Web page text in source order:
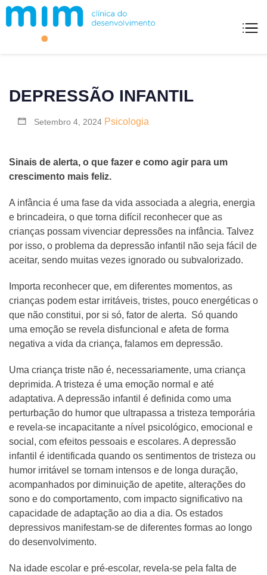
DEPRESSÃO INFANTIL
Setembro 4, 2024 Psicologia
Sinais de alerta, o que fazer e como agir para um
crescimento mais feliz.
A infância é uma fase da vida associada a alegria, energia
e brincadeira, o que torna difícil reconhecer que as
crianças possam vivenciar depressões na infância. Talvez
por isso, o problema da depressão infantil não seja fácil de
aceitar, sendo muitas vezes ignorado ou subvalorizado.
Importa reconhecer que, em diferentes momentos, as
crianças podem estar irritáveis, tristes, pouco energéticas o
que não constitui, por si só, fator de alerta. Só quando
uma emoção se revela disfuncional e afeta de forma
negativa a vida da criança, falamos em depressão.
Uma criança triste não é, necessariamente, uma criança
deprimida. A tristeza é uma emoção normal e até
adaptativa. A depressão infantil é definida como uma
perturbação do humor que ultrapassa a tristeza temporária
e revela-se incapacitante a nível psicológico, emocional e
social, com efeitos pessoais e escolares. A depressão
infantil é identificada quando os sentimentos de tristeza ou
humor irritável se tornam intensos e de longa duração,
acompanhados por diminuição de apetite, alterações do
sono e do comportamento, com impacto significativo na
capacidade de adaptação ao dia a dia. Os estados
depressivos manifestam-se de diferentes formas ao longo
do desenvolvimento.
Na idade escolar e pré-escolar, revela-se pela falta de